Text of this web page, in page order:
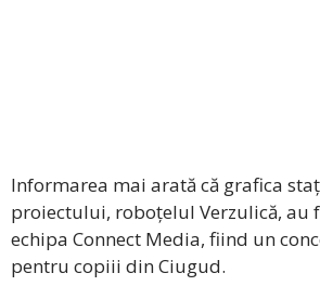
Informarea mai arată că grafica
proiectului, roboțelul Verzulică, au
echipa Connect Media, fiind un
pentru copiii din Ciugud.